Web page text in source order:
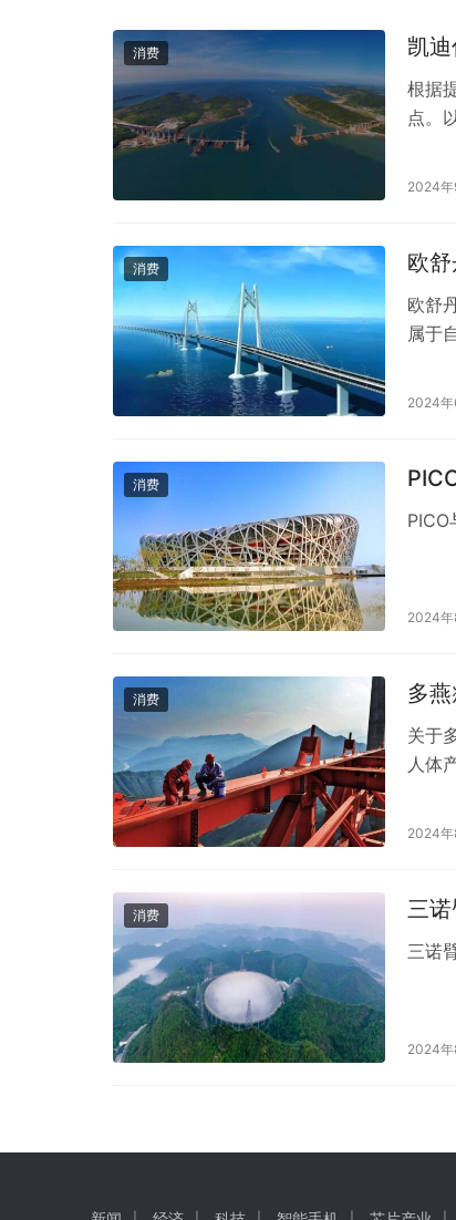
消费 凯
根据
点。
线
2024年
消费 欧
欧舒
属于
程
2024年
消费
2024年
消费 多
关于
人体
下
2024年
消费 三
三诺
2024年